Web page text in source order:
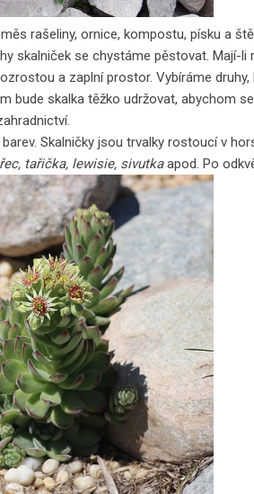
rašeliny, ornice, kompostu, písku a
skalniček se chystáme pěstovat. Mají-li
a zaplní prostor. Vybíráme
bude skalka těžko udržovat, abychom
Skalničky jsou trvalky rostoucí v
tařička, lewisie, sivutkaapod. Po